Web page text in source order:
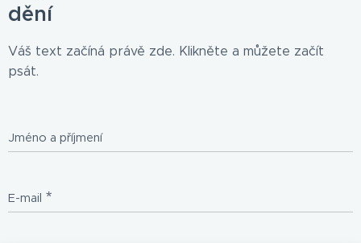
dění
Váš text začíná právě zde. Klikněte a můžete začít
psát.
Jméno a příjmení
E-mail